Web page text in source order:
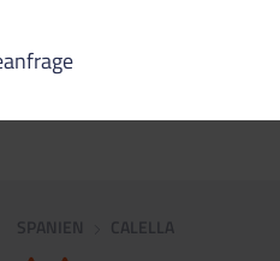
SPANIEN CALELLA